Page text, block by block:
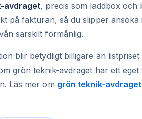
avdraget, precis som laddbox och
på fakturan, så du slipper ansöka
särskilt förmånlig.
blir betydligt billigare än
grön teknik-avdraget har ett
Läs mer om grön teknik-avdraget